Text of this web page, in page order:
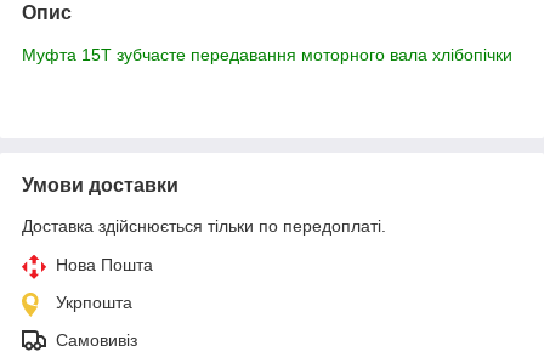
Опис
Муфта 15T зубчасте передавання моторного вала хлібопічки
Умови доставки
Доставка здійснюється тільки по передоплаті.
Нова Пошта
Укрпошта
Самовивіз